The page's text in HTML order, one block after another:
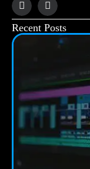
Recent Posts